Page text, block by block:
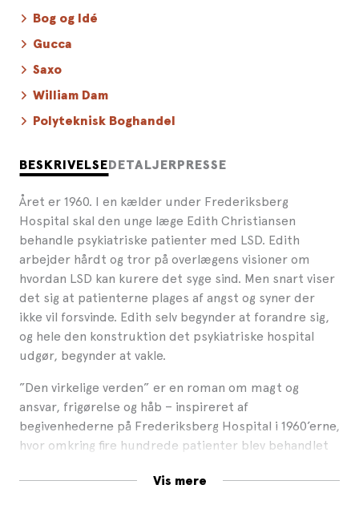
BESKRIVELSE DETALJER PRESSE
Året er 1960. I en kælder under Frederiksberg
Hospital skal den unge læge Edith Christiansen
behandle psykiatriske patienter med LSD. Edith
arbejder hårdt og tror på overlægens visioner om
hvordan LSD kan kurere det syge sind. Men snart viser
det sig at patienterne plages af angst og syner der
ikke vil forsvinde. Edith selv begynder at forandre sig,
og hele den konstruktion det psykiatriske hospital
udgør, begynder at vakle.
”Den virkelige verden” er en roman om magt og
ansvar, frigørelse og håb – inspireret af
begivenhederne på Frederiksberg Hospital i 1960’erne,
hvor omkring fire hundrede patienter blev behandlet
Vis mere
Bog og Idé
Gucca
Saxo
William Dam
Polyteknisk Boghandel